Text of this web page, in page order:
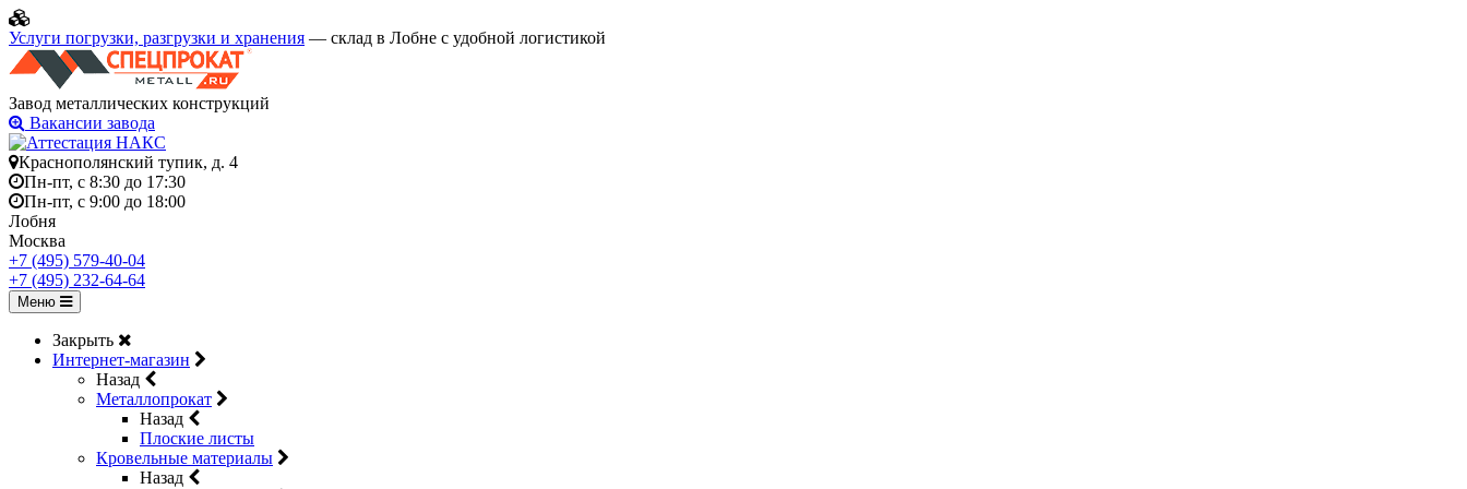
Услуги погрузки, разгрузки и хранения — склад в Лобне с удобной логистикой
Завод металлических конструкций
Вакансии завода
Краснополянский тупик, д. 4
Пн-пт, с 8:30 до 17:30
Пн-пт, с 9:00 до 18:00
Лобня
Москва
+7 (495) 579-40-04
+7 (495) 232-64-64
Меню
Закрыть
Интернет-магазин
Назад
Металлопрокат
Назад
Плоские листы
Кровельные материалы
Назад